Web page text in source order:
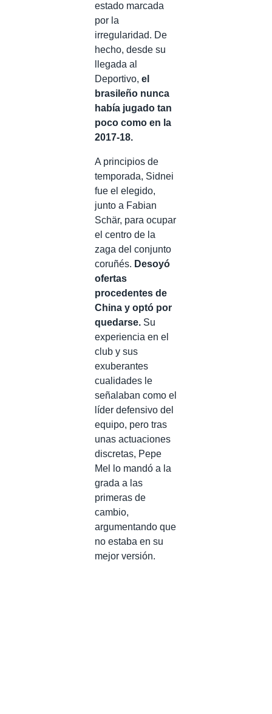
estado marcada
por la
irregularidad. De
hecho, desde su
llegada al
Deportivo, el
brasileño nunca
había jugado tan
poco como en la
2017-18.
A principios de
temporada, Sidnei
fue el elegido,
junto a Fabian
Schär, para ocupar
el centro de la
zaga del conjunto
coruñés. Desoyó
ofertas
procedentes de
China y optó por
quedarse. Su
experiencia en el
club y sus
exuberantes
cualidades le
señalaban como el
líder defensivo del
equipo, pero tras
unas actuaciones
discretas, Pepe
Mel lo mandó a la
grada a las
primeras de
cambio,
argumentando que
no estaba en su
mejor versión.